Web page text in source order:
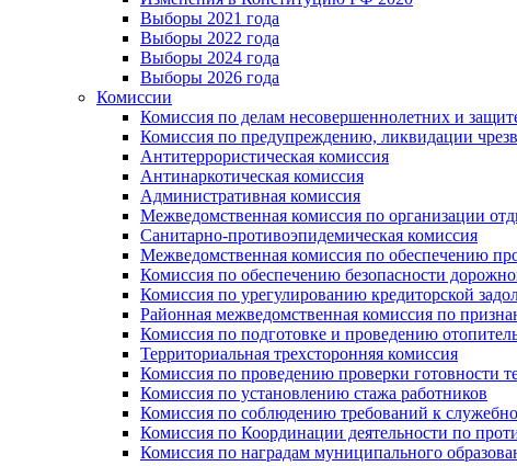
Выборы 2021 года
Выборы 2022 года
Выборы 2024 года
Выборы 2026 года
Комиссии
Комиссия по делам несовершеннолетних и
Комиссия по предупреждению, ликвидации
Антитеррористическая комиссия
Антинаркотическая комиссия
Административная комиссия
Межведомственная комиссия по организации
Санитарно-противоэпидемическая комиссия
Межведомственная комиссия по обеспечению
Комиссия по обеспечению безопасности
Комиссия по урегулированию кредиторской
Районная межведомственная комиссия по
Комиссия по подготовке и проведению
Территориальная трехсторонняя комиссия
Комиссия по проведению проверки готовности
Комиссия по установлению стажа работников
Комиссия по соблюдению требований к
Комиссия по Координации деятельности по
Комиссия по наградам муниципального